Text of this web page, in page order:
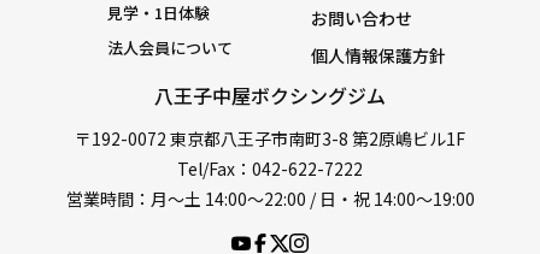
八王子中屋ボクシングジム
〒192-0072 東京都八王子市南町3-8 第2原嶋ビル1F
Tel/Fax：042-622-7222
営業時間：月〜土 14:00〜22:00 / 日・祝 14:00〜19:00
見学・1日体験
法人会員について
お問い合わせ
個人情報保護方針